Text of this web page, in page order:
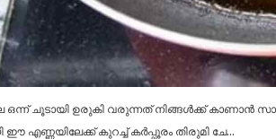
ചൂടായി ഉരുകി വരുന്നത് നിങ്ങൾക്ക് കാണാൻ
ഈ എണ്ണയിലേക്ക് കുറച്ച് കർപ്പൂരം തിരുമി ചേ…